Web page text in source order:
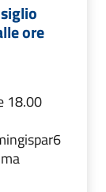
ore
18.00